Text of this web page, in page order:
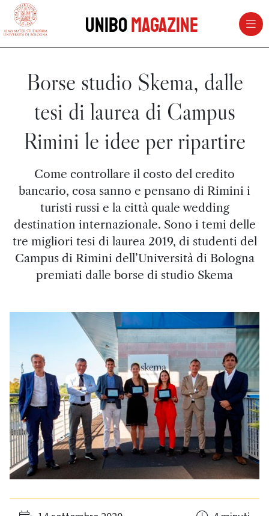
vai al contenuto della pagina
UniboMagazine
Borse studio Skema, dalle
tesi di laurea di Campus
Rimini le idee per ripartire
Come controllare il costo del credito
bancario, cosa sanno e pensano di Rimini i
turisti russi e la città quale wedding
destination internazionale. Sono i temi delle
tre migliori tesi di laurea 2019, di studenti del
Campus di Rimini dell’Università di Bologna
premiati dalle borse di studio Skema